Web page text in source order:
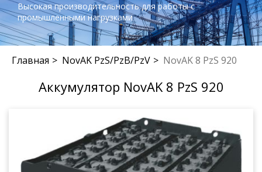
Высокая производительность для работы с
промышленными нагрузками
Главная NovAK PzS/PzB/PzV NovAK 8 PzS 920
Аккумулятор NovAK 8 PzS 920